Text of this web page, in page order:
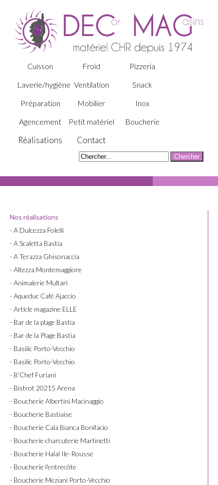
Cuisson Froid
Pizzeria
Laverie/hygiène Ventilation
Snack
Préparation
Mobilier
Inox
Agencement
Petit matériel Boucherie
Réalisations Contact
Nos réalisations
- A Dulcezza Folelli
- A Scaletta Bastia
- A Terazza Ghisonaccia
- Altezza Montemaggiore
- Animalerie Multari
- Aqueduc Café Ajaccio
- Article magazine ELLE
- Bar de la plage Bastia
- Bar de la Plage Bastia
- Basilic Porto-Vecchio
- Basilic Porto-Vecchio
- B’Chef Furiani
- Bistrot 20215 Arena
- Boucherie Albertini Macinaggio
- Boucherie Bastiaise
- Boucherie Cala Bianca Bonifacio
- Boucherie charcuterie Martinetti
- Boucherie Halal Ile-Rousse
- Boucherie l'entrecôte
- Boucherie Meziani Porto-Vecchio